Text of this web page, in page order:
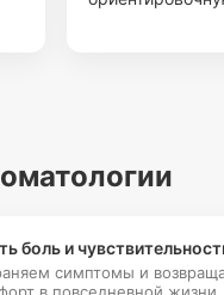
боль и
симптомы и